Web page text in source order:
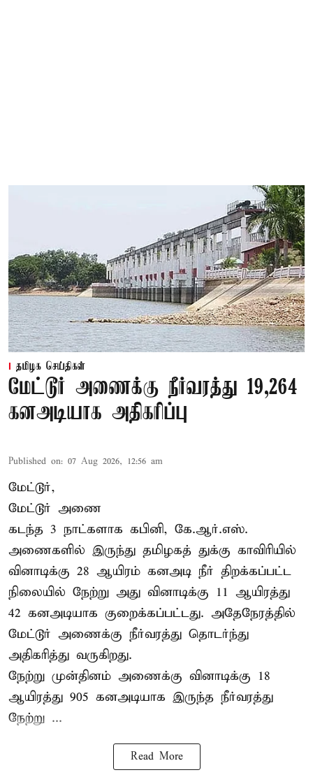
தமிழக செய்திகள்
மேட்டூர் அணைக்கு நீர்வரத்து 19,264
கனஅடியாக அதிகரிப்பு
Published on: 07 Aug 2026, 12:56 am
மேட்டூர்,
மேட்டூர் அணை
கடந்த 3 நாட்களாக கபினி, கே.ஆர்.எஸ்.
அணைகளில் இருந்து தமிழகத் துக்கு காவிரியில்
வினாடிக்கு 28 ஆயிரம் கனஅடி நீர் திறக்கப்பட்ட
நிலையில் நேற்று அது வினாடிக்கு 11 ஆயிரத்து
42 கனஅடியாக குறைக்கப்பட்டது. அதேநேரத்தில்
மேட்டூர் அணைக்கு நீர்வரத்து தொடர்ந்து
அதிகரித்து வருகிறது.
நேற்று முன்தினம் அணைக்கு வினாடிக்கு 18
ஆயிரத்து 905 கனஅடியாக இருந்த நீர்வரத்து
நேற்று ...
Read More